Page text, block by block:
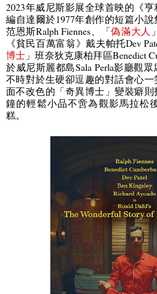
2023年威尼斯影展全球首映的《
編自達爾於1977年創作的短篇小
范恩斯Ralph Fiennes 、「偽滿大人
《貧民百萬富翁》戴夫帕托Dev
博士 」班奈狄克康柏拜區Benedict
於威尼斯麗都島Sala Perla影廳觀眾
不時對於生硬卻逗趣的對話會心一
面不改色的「奇異博士」變裝癖
鐘的輕鬆小品不啻為觀影馬拉松
糕。